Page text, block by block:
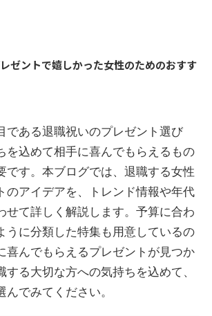
ゼントで嬉しかった女性のためのおすす
である退職祝いのプレゼント選び
を込めて相手に喜んでもらえるもの
です。本ブログでは、退職する女性
のアイデアを、トレンド情報や年代
せて詳しく解説します。予算に合わ
うに分類した特集も用意しているの
喜んでもらえるプレゼントが見つか
する大切な方への気持ちを込めて、
んでみてください。